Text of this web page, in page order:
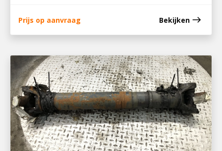
Prijs op aanvraag Bekijken east